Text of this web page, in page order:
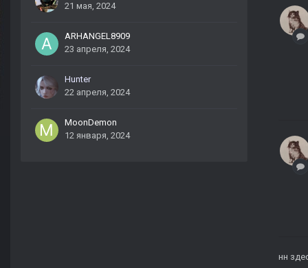
21 мая, 2024
ARHANGEL8909
23 апреля, 2024
Hunter
22 апреля, 2024
MoonDemon
12 января, 2024
нн